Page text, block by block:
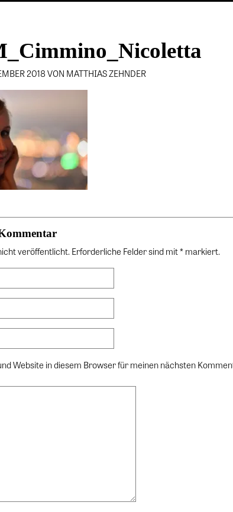
2018 VON MATTHIAS ZEHNDER
veröffentlicht. Erforderliche Felder sind mit * markiert.
Website in diesem Browser für meinen nächsten